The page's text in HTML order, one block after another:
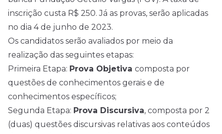
inscrição custa R$ 250. Já as provas, serão aplicadas
no dia 4 de junho de 2023.
Os candidatos serão avaliados por meio da
realização das seguintes etapas:
Primeira Etapa: Prova Objetiva composta por
questões de conhecimentos gerais e de
conhecimentos específicos;
Segunda Etapa: Prova Discursiva, composta por 2
(duas) questões discursivas relativas aos conteúdos